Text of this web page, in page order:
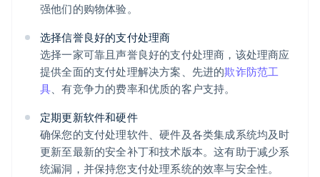
强他们的购物体验。
选择信誉良好的支付处理商
选择一家可靠且声誉良好的支付处理商，该处理商应
提供全面的支付处理解决方案、先进的欺诈防范工
具、有竞争力的费率和优质的客户支持。
定期更新软件和硬件
确保您的支付处理软件、硬件及各类集成系统均及时
更新至最新的安全补丁和技术版本。这有助于减少系
统漏洞，并保持您支付处理系统的效率与安全性。